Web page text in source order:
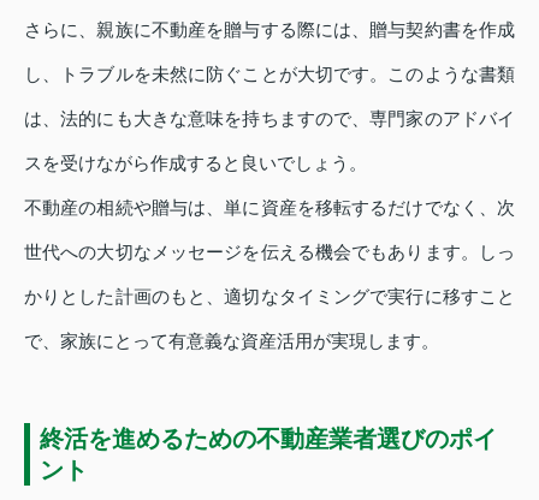
さらに、親族に不動産を贈与する際には、贈与契約書を作成
し、トラブルを未然に防ぐことが大切です。このような書類
は、法的にも大きな意味を持ちますので、専門家のアドバイ
スを受けながら作成すると良いでしょう。
不動産の相続や贈与は、単に資産を移転するだけでなく、次
世代への大切なメッセージを伝える機会でもあります。しっ
かりとした計画のもと、適切なタイミングで実行に移すこと
で、家族にとって有意義な資産活用が実現します。
終活を進めるための不動産業者選びのポイ
ント